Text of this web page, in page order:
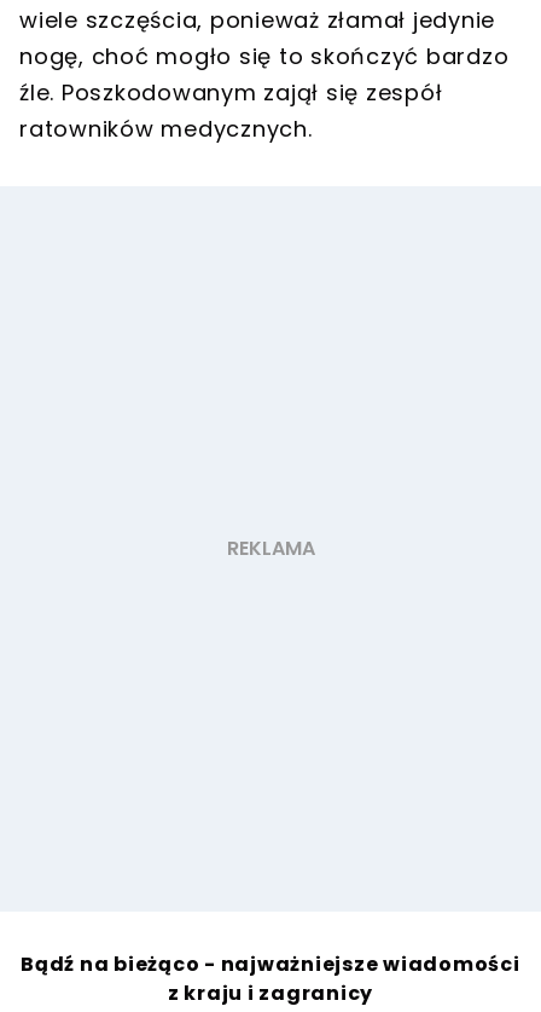
wiele szczęścia, ponieważ złamał jedynie
nogę, choć mogło się to skończyć bardzo
źle. Poszkodowanym zajął się zespół
ratowników medycznych.
Bądź na bieżąco - najważniejsze wiadomości
z kraju i zagranicy